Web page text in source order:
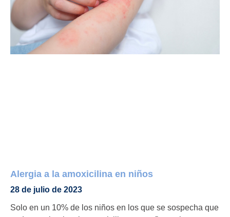
Alergia a la amoxicilina en niños
28 de julio de 2023
Solo en un 10% de los niños en los que se sospecha que